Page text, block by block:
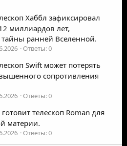
Хаббл зафиксировал
миллиардов лет,
ранней Вселенной.
Ответы: 0
Swift может потерять
сопротивления
Ответы: 0
готовит телескоп Roman для
материи.
Ответы: 0